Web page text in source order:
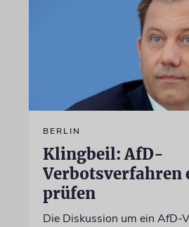
BERLIN
Klingbeil: AfD-
Verbotsverfahren
prüfen
Die Diskussion um ein AfD-